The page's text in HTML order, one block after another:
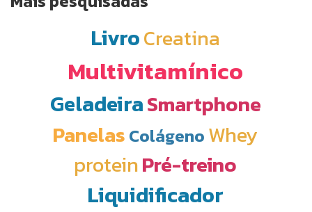
LivroCreatina
Multivitamínico
GeladeiraSmartphone
Panelas Colágeno Whey
proteinPré-treino
Liquidificador